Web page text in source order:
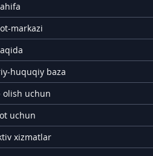
markazi
huquqiy baza
olish uchun
uchun
xizmatlar